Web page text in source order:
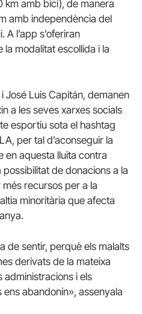
km amb bici), de manera
amb independència del
A l’app s’oferiran
modalitat escollida i la
José Luis Capitán, demanen
a les seves xarxes socials
esportiu sota el hashtag
per tal d’aconseguir la
en aquesta lluita contra
possibilitat de donacions a la
recursos per a la
minoritària que afecta
de sentir, perquè els malalts
derivats de la mateixa
administracions i els
abandonin», assenyala